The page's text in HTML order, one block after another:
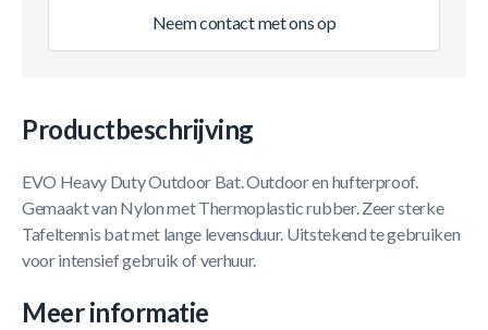
Neem contact met ons op
Productbeschrijving
EVO Heavy Duty Outdoor Bat. Outdoor en hufterproof.
Gemaakt van Nylon met Thermoplastic rubber. Zeer sterke
Tafeltennis bat met lange levensduur. Uitstekend te gebruiken
voor intensief gebruik of verhuur.
Meer informatie